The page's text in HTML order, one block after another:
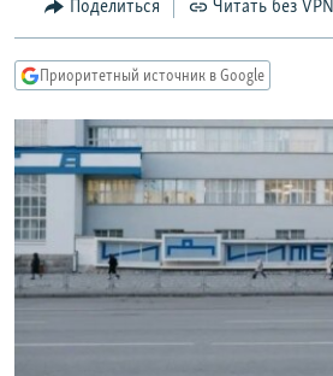
главной
навигации
Вернутся
поиску
МНЕНИЯ
IDEL.РЕАЛИИ
КАВКАЗ.РЕАЛИИ
СЕВЕР.РЕАЛИИ
СИБИРЬ.РЕАЛИИ
РАСПИСАНИЕ ВЕЩАНИЯ
ПОДПИШИТЕСЬ НА РАССЫЛКУ
Поделиться Читать без VPN
Приоритетный источник в Google